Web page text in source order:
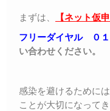
まずは、
【ネット仮
フリーダイヤル ０１
い合わせください。
感染を避けるためには
ことが大切になってき